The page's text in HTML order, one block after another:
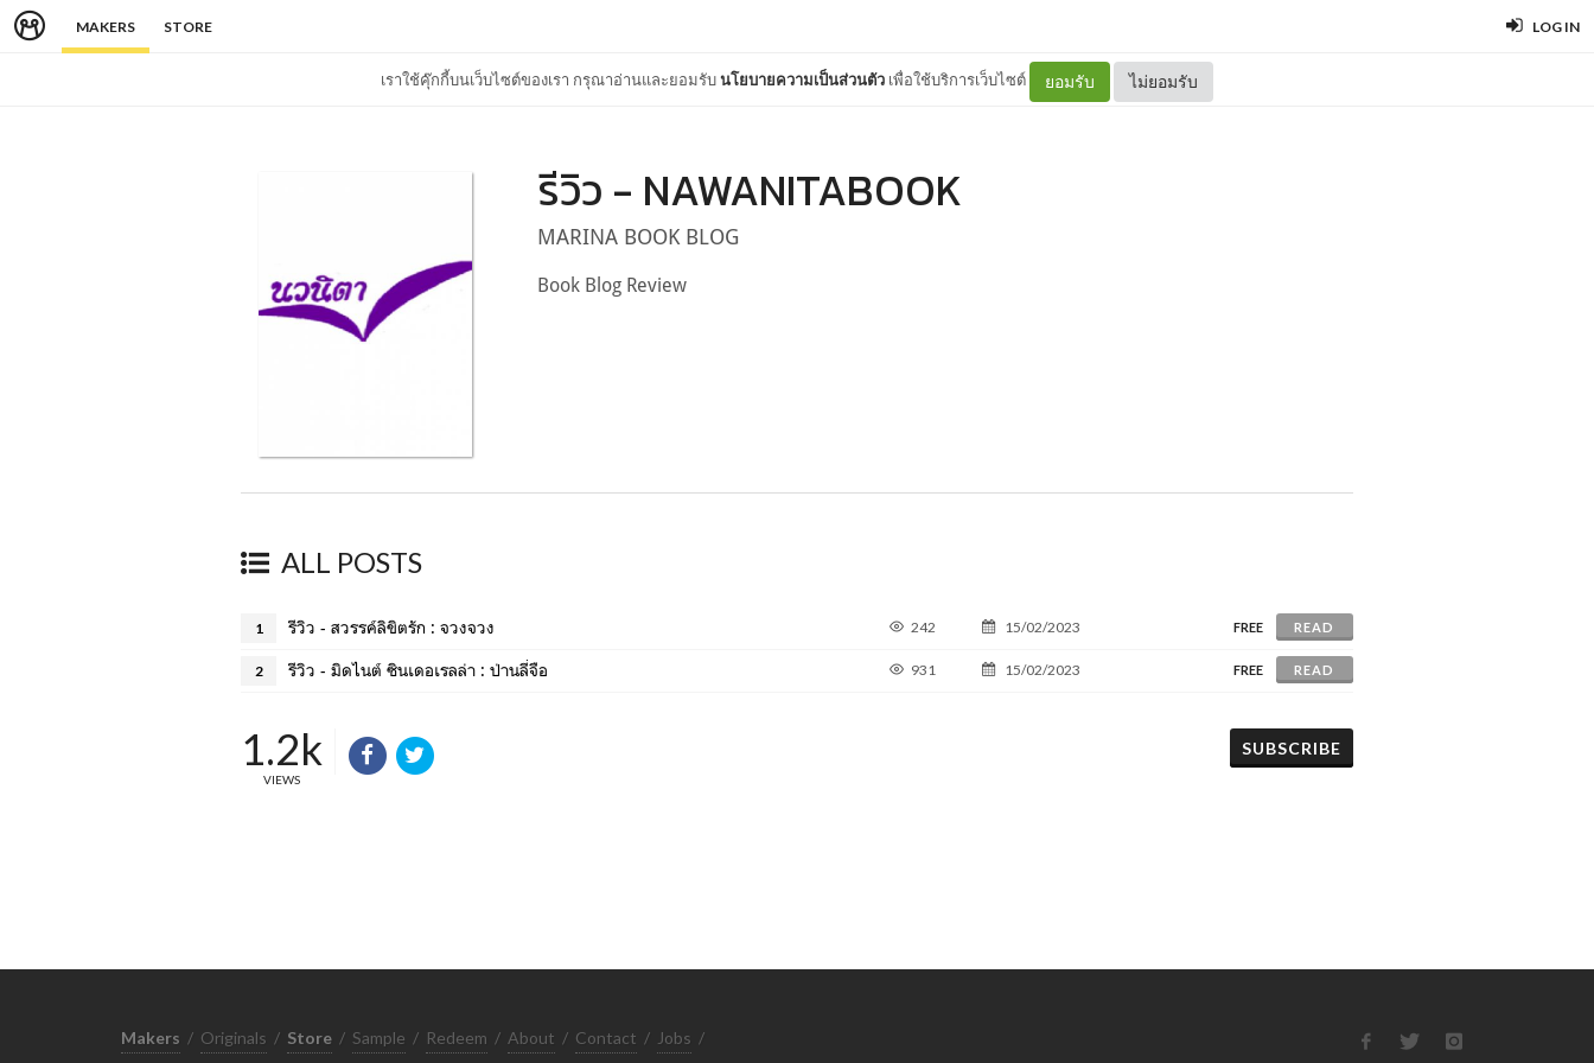
MAKERS STORE LOG IN
เราใช้คุ๊กกี้บนเว็บไซต์ของเรา กรุณาอ่านและยอมรับนโยบายความเป็นส่วนตัว เพื่อใช้บริการเว็บไซต์ ยอมรับ ไม่ยอมรับ
รีวิว - NAWANITABOOK
MARINA BOOK BLOG
Book Blog Review
ALL POSTS
1 รีวิว - สวรรค์ลิขิตรัก : จวงจวง 242 15/02/2023 FREE READ
2 รีวิว - มิดไนต์ ซินเดอเรลล่า : ป่านลี่จือ 931 15/02/2023 FREE READ
1.2k
VIEWS
SUBSCRIBE
Makers / Originals / Store / Sample / Redeem / About / Contact / Jobs /